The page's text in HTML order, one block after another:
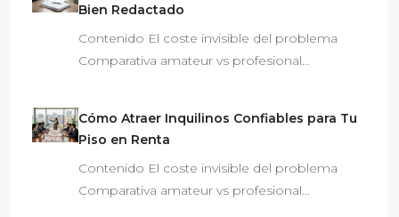
Bien Redactado
Contenido El coste invisible del problema
Comparativa amateur vs profesional…
Cómo Atraer Inquilinos Confiables para Tu
Piso en Renta
Contenido El coste invisible del problema
Comparativa amateur vs profesional…